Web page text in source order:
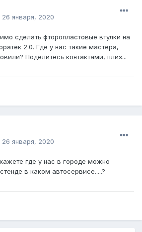
26 января, 2020
сделать фторопластовые втулки на
2.0. Где у нас такие мастера,
Поделитесь контактами, плиз...
26 января, 2020
где у нас в городе можно
в каком автосервисе.....?